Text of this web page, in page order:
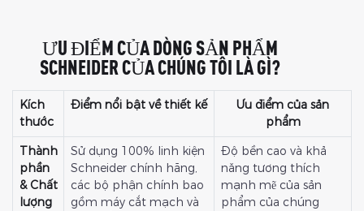
ƯU ĐIỂM CỦA DÒNG SẢN PHẨM
SCHNEIDER CỦA CHÚNG TÔI LÀ GÌ?
Kích
thước
Điểm nổi bật về thiết kế
Ưu điểm của sản
phẩm
Thành
phần
& Chất
lượng
Sử dụng 100% linh kiện
Schneider chính hãng,
các bộ phận chính bao
gồm máy cắt mạch và
Độ bền cao và khả
năng tương thích
mạnh mẽ của sản
phẩm của chúng